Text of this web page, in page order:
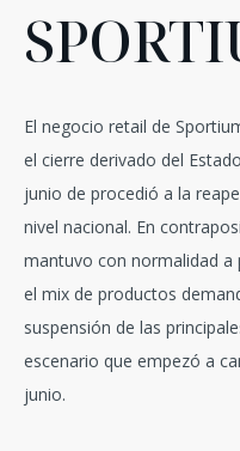
El negocio retail de
el cierre derivado del
junio de procedió a la
nivel nacional. En
mantuvo con normalidad a
el mix de productos
suspensión de las
escenario que empezó a
junio.